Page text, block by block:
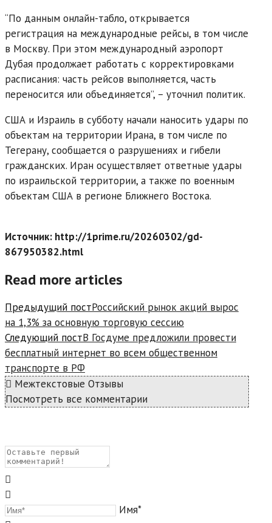
“По данным онлайн-табло, открывается
регистрация на международные рейсы, в том числе
в Москву. При этом международный аэропорт
Дубая продолжает работать с корректировками
расписания: часть рейсов выполняется, часть
переносится или объединяется”, – уточнил политик.
США и Израиль в субботу начали наносить удары по
объектам на территории Ирана, в том числе по
Тегерану, сообщается о разрушениях и гибели
гражданских. Иран осуществляет ответные удары
по израильской территории, а также по военным
объектам США в регионе Ближнего Востока.
Источник: http://1prime.ru/20260302/gd-
867950382.html
Read more articles
Предыдущий постРоссийский рынок акций вырос
на 1,3% за основную торговую сессию
Следующий постВ Госдуме предложили провести
бесплатный интернет во всем общественном
транспорте в РФ
Межтекстовые Отзывы
Посмотреть все комментарии
Имя*